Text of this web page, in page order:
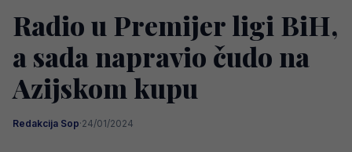
Radio u Premijer ligi BiH,
a sada napravio čudo na
Azijskom kupu
Redakcija Sop·24/01/2024